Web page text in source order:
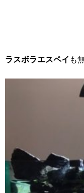
ラスボラエスペイ も